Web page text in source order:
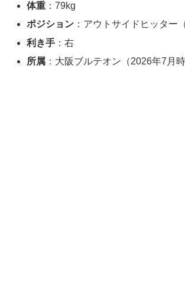
体重 ：79kg
ポジション ：アウトサイドヒッター
利き手 ：右
所属 ：大阪ブルテオン（2026年7月時